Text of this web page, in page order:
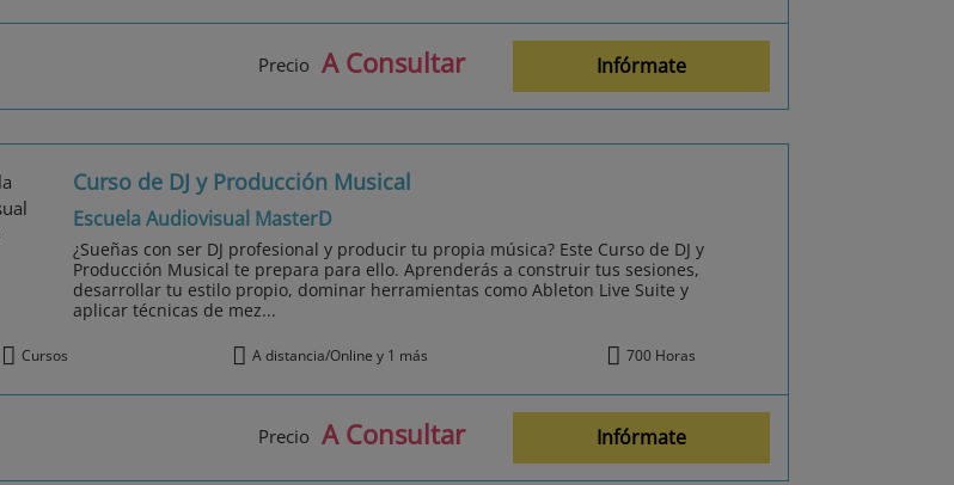
Precio A Consultar Infórmate
Curso de DJ y Producción Musical
Escuela Audiovisual MasterD
¿Sueñas con ser DJ profesional y producir tu propia música? Este Curso de DJ y
Producción Musical te prepara para ello. Aprenderás a construir tus sesiones,
desarrollar tu estilo propio, dominar herramientas como Ableton Live Suite y
aplicar técnicas de mez...
Cursos A distancia/Online y 1 más 700 Horas
Precio A Consultar Infórmate